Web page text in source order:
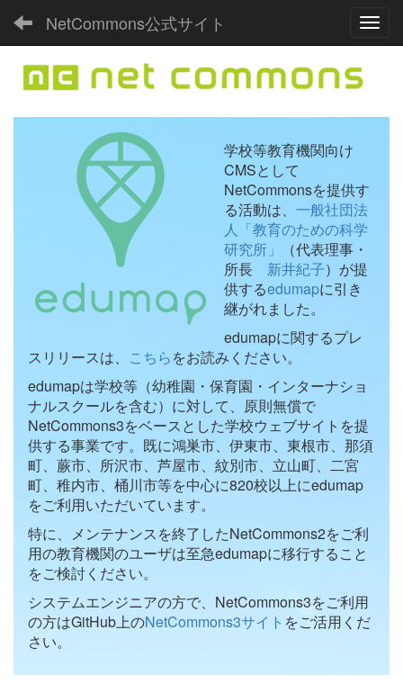
NetCommons公式サイト
学校等教育機関向け
CMSとして
NetCommonsを提供す
る活動は、 一般社団法
人「教育のための科学
研究所」
（代表理事・
所長 新井紀子）が提
供するedumapに引き
継がれました。
edumapに関するプレ
スリリースは、 こちらをお読みください。
edumapは学校等（幼稚園・保育園・インターナショ
ナルスクールを含む）に対して、原則無償で
NetCommons3をベースとした学校ウェブサイトを提
供する事業です。既に鴻巣市、伊東市、東根市、那須
町、蕨市、所沢市、芦屋市、紋別市、立山町、二宮
町、稚内市、桶川市等を中心に820校以上にedumap
をご利用いただいています。
特に、メンテナンスを終了したNetCommons2をご利
用の教育機関のユーザは至急edumapに移行すること
をご検討ください。
システムエンジニアの方で、NetCommons3をご利用
の方はGitHub上のNetCommons3サイト をご活用くだ
さい。